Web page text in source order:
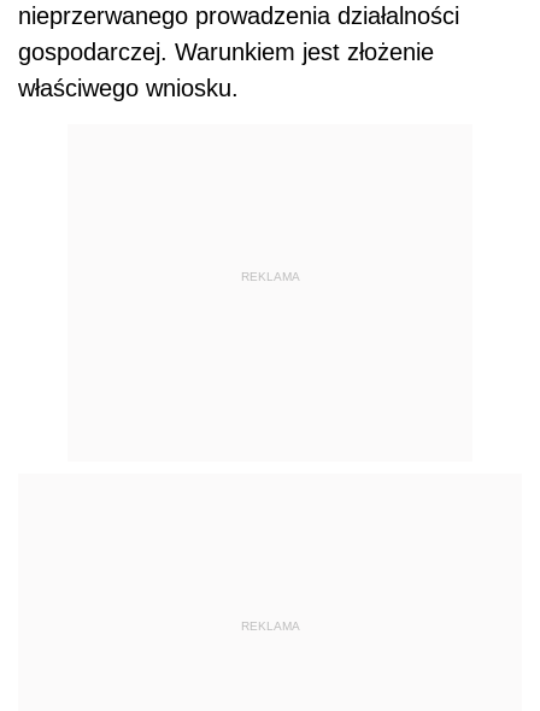
nieprzerwanego prowadzenia działalności
gospodarczej. Warunkiem jest złożenie
właściwego wniosku.
REKLAMA
REKLAMA